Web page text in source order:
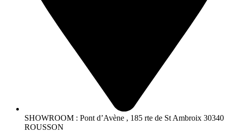
SHOWROOM : Pont d’Avène , 185 rte de St Ambroix 30340
ROUSSON